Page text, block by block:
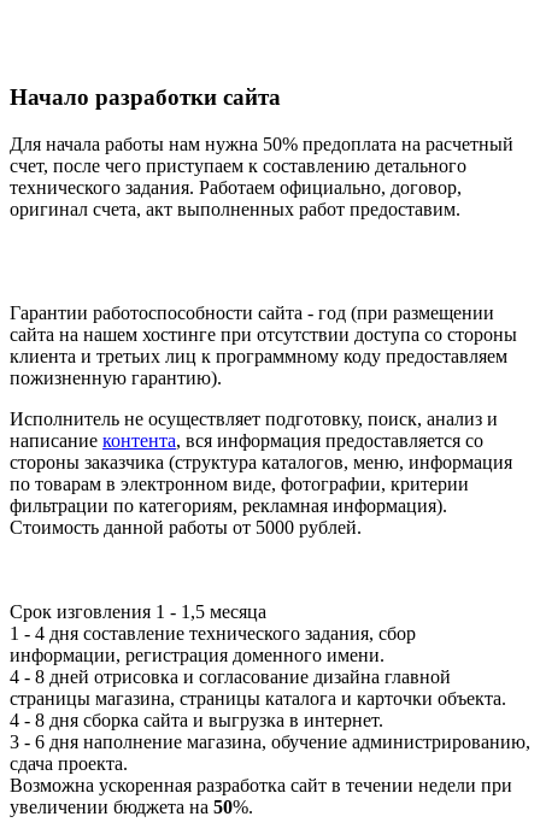
Начало разработки сайта
Для начала работы нам нужна 50% предоплата на расчетный
счет, после чего приступаем к составлению детального
технического задания. Работаем официально, договор,
оригинал счета, акт выполненных работ предоставим.
Гарантии работоспособности сайта - год (при размещении
сайта на нашем хостинге при отсутствии доступа со стороны
клиента и третьих лиц к программному коду предоставляем
пожизненную гарантию).
Исполнитель не осуществляет подготовку, поиск, анализ и
написание контента, вся информация предоставляется со
стороны заказчика (структура каталогов, меню, информация
по товарам в электронном виде, фотографии, критерии
фильтрации по категориям, рекламная информация).
Стоимость данной работы от 5000 рублей.
Срок изговления 1 - 1,5 месяца
1 - 4 дня составление технического задания, сбор
информации, регистрация доменного имени.
4 - 8 дней отрисовка и согласование дизайна главной
страницы магазина, страницы каталога и карточки объекта.
4 - 8 дня сборка сайта и выгрузка в интернет.
3 - 6 дня наполнение магазина, обучение администрированию,
сдача проекта.
Возможна ускоренная разработка сайт в течении недели при
увеличении бюджета на 50%.